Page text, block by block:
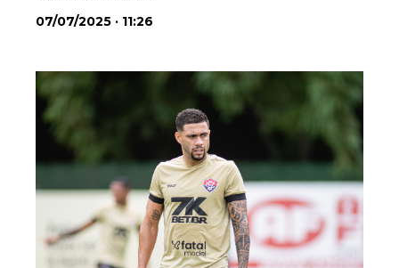
07/07/2025 · 11:26